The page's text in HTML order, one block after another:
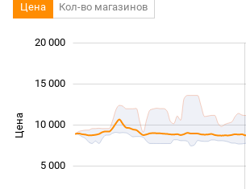
Цена Кол-во магазинов
Цена 10 000
20 000
10 000
15 000
5 000